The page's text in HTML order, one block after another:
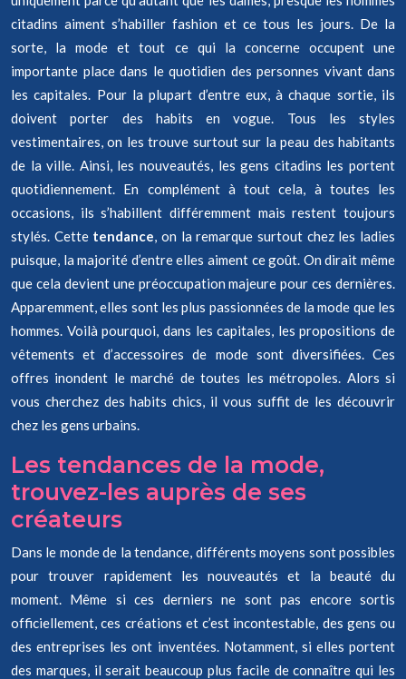
citadins aiment s’habiller fashion et ce tous les jours. De la
sorte, la mode et tout ce qui la concerne occupent une
importante place dans le quotidien des personnes vivant dans
les capitales. Pour la plupart d’entre eux, à chaque sortie, ils
doivent porter des habits en vogue. Tous les styles
vestimentaires, on les trouve surtout sur la peau des habitants
de la ville. Ainsi, les nouveautés, les gens citadins les portent
quotidiennement. En complément à tout cela, à toutes les
occasions, ils s’habillent différemment mais restent toujours
stylés. Cette tendance, on la remarque surtout chez les ladies
puisque, la majorité d’entre elles aiment ce goût. On dirait même
que cela devient une préoccupation majeure pour ces dernières.
Apparemment, elles sont les plus passionnées de la mode que les
hommes. Voilà pourquoi, dans les capitales, les propositions de
vêtements et d’accessoires de mode sont diversifiées. Ces
offres inondent le marché de toutes les métropoles. Alors si
vous cherchez des habits chics, il vous suffit de les découvrir
chez les gens urbains.
Les tendances de la mode,
trouvez-les auprès de ses
créateurs
Dans le monde de la tendance, différents moyens sont possibles
pour trouver rapidement les nouveautés et la beauté du
moment. Même si ces derniers ne sont pas encore sortis
officiellement, ces créations et c’est incontestable, des gens ou
des entreprises les ont inventées. Notamment, si elles portent
des marques, il serait beaucoup plus facile de connaître qui les